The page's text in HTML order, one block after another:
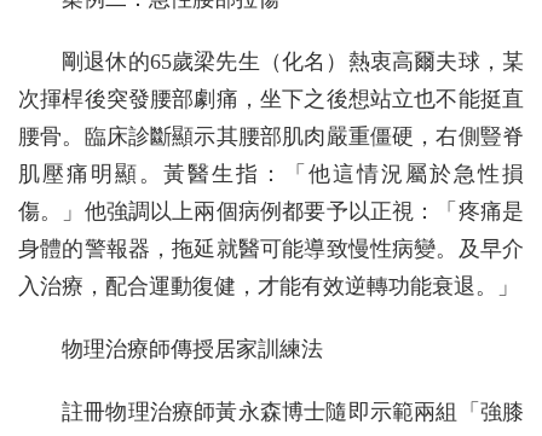
剛退休的65歲梁先生（化名）熱衷高爾夫球，某
次揮桿後突發腰部劇痛，坐下之後想站立也不能挺直
腰骨。臨床診斷顯示其腰部肌肉嚴重僵硬，右側豎脊
肌壓痛明顯。黃醫生指：「他這情況屬於急性損
傷。」他強調以上兩個病例都要予以正視：「疼痛是
身體的警報器，拖延就醫可能導致慢性病變。及早介
入治療，配合運動復健，才能有效逆轉功能衰退。」
物理治療師傳授居家訓練法
註冊物理治療師黃永森博士隨即示範兩組「強膝